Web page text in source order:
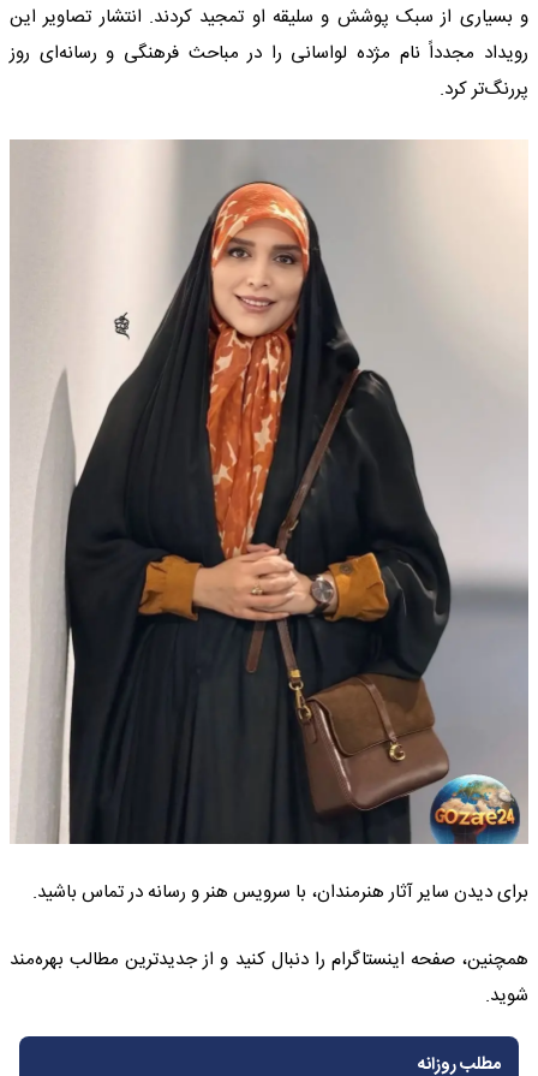
و بسیاری از سبک پوشش و سلیقه او تمجید کردند. انتشار تصاویر این
رویداد مجدداً نام مژده لواسانی را در مباحث فرهنگی و رسانه‌ای روز
پررنگ‌تر کرد.
برای دیدن سایر آثار هنرمندان، با سرویس هنر و رسانه در تماس باشید.
همچنین، صفحه اینستاگرام را دنبال کنید و از جدیدترین مطالب بهره‌مند
شوید.
مطلب روزانه